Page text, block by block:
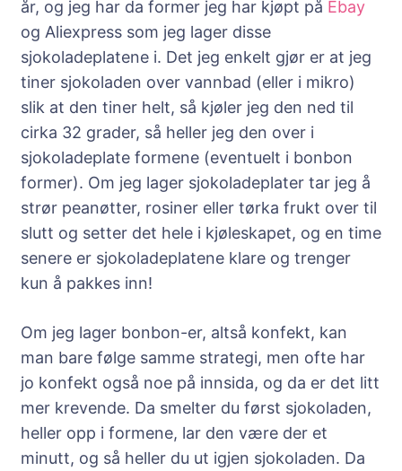
år, og jeg har da former jeg har kjøpt på Ebay
og Aliexpress som jeg lager disse
sjokoladeplatene i. Det jeg enkelt gjør er at jeg
tiner sjokoladen over vannbad (eller i mikro)
slik at den tiner helt, så kjøler jeg den ned til
cirka 32 grader, så heller jeg den over i
sjokoladeplate formene (eventuelt i bonbon
former). Om jeg lager sjokoladeplater tar jeg å
strør peanøtter, rosiner eller tørka frukt over til
slutt og setter det hele i kjøleskapet, og en time
senere er sjokoladeplatene klare og trenger
kun å pakkes inn!
Om jeg lager bonbon-er, altså konfekt, kan
man bare følge samme strategi, men ofte har
jo konfekt også noe på innsida, og da er det litt
mer krevende. Da smelter du først sjokoladen,
heller opp i formene, lar den være der et
minutt, og så heller du ut igjen sjokoladen. Da